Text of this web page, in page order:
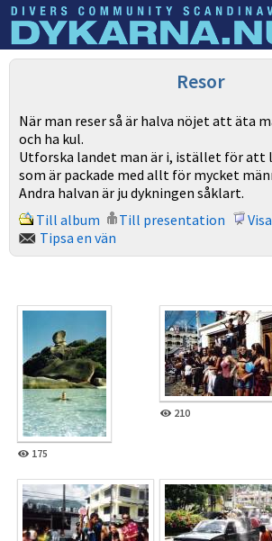
Dyknyheter Resor
När man reser så är halva nöjet att äta
och ha kul.
Utforska landet man är i, istället för att
som är packade med allt för mycket
Andra halvan är ju dykningen såklart.
Till album
Till presentation
Tipsa en vän
175
210